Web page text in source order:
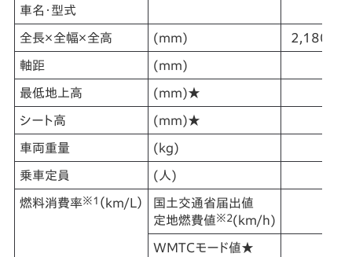
車名・型式
全長×全幅×全高 (mm)
軸距 (mm)
最低地上高 (mm)★
シート高 (mm)★
車両重量 (kg)
乗車定員 (人)
燃料消費率※1 （km/L）
国土交通省届出値
定地燃費値※2(km/h)
WMTCモード値★